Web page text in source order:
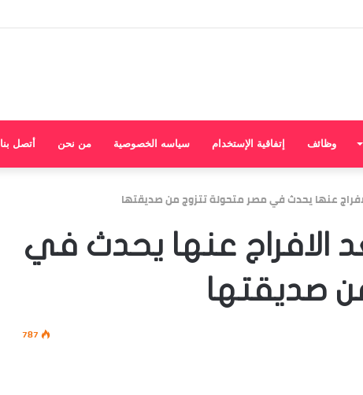
وظائف إتفاقية الإستخدام سياسه الخصوصية من نحن أتصل بنا
عنها يحدث في مصر متحولة تتزوج من صديقتها
الافراج عنها يحدث في
صديقتها
787